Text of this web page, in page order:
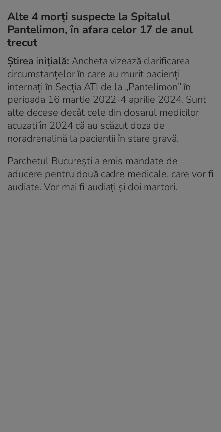
Alte 4 morți suspecte la Spitalul
Pantelimon, în afara celor 17 de anul
trecut
Știrea inițială: Ancheta vizează clarificarea
circumstanțelor în care au murit pacienți
internați în Secția ATI de la „Pantelimon” în
perioada 16 martie 2022-4 aprilie 2024. Sunt
alte decese decât cele din dosarul medicilor
acuzați în 2024 că au scăzut doza de
noradrenalină la pacienții în stare gravă.
Parchetul București a emis mandate de
aducere pentru două cadre medicale, care vor fi
audiate. Vor mai fi audiați și doi martori.